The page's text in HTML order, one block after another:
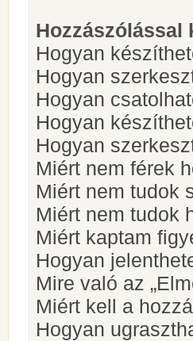
Hozzászólással
Hogyan
Hogyan
Hogyan
Hogyan
Hogyan
Miért nem férek
Miért nem tudok
Miért nem tudok
Miért kaptam
Hogyan
Mire való az
Miért kell a
Hogyan